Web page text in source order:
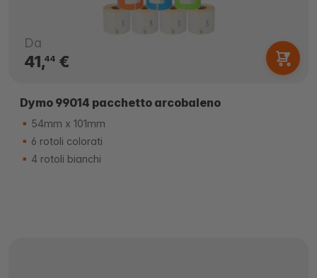
Da
41,44€
Dymo 99014 pacchetto arcobaleno
54mm x 101mm
6 rotoli colorati
4 rotoli bianchi